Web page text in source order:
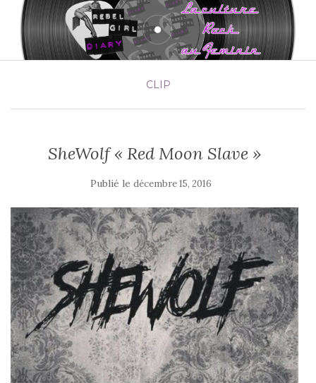
CLIP
SheWolf « Red Moon Slave »
Publié le décembre 15, 2016